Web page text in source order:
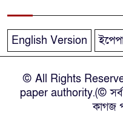
English Version
© All Rights
paper authority.(©
কাগজ